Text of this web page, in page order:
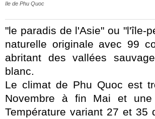
Ile de Phu Quoc
"le paradis de l'Asie" ou "l'île-
naturelle originale avec 99
abritant des vallées
blanc.
Le climat de Phu Quoc est
Novembre à fin Mai et
Température variant 27 et